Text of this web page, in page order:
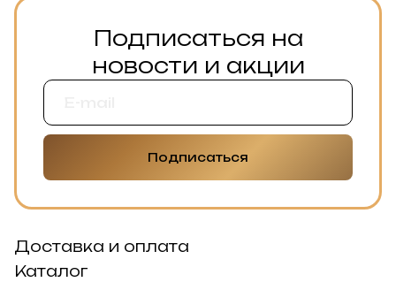
Подписаться на
новости и акции
Подписаться
Доставка и оплата
Каталог